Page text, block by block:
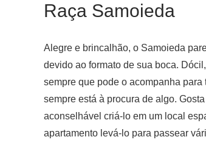
Raça Samoieda
Alegre e brincalhão, o Samoieda
devido ao formato de sua boca.
sempre que pode o acompanha
sempre está à procura de algo.
aconselhável criá-lo em um local
apartamento levá-lo para passear